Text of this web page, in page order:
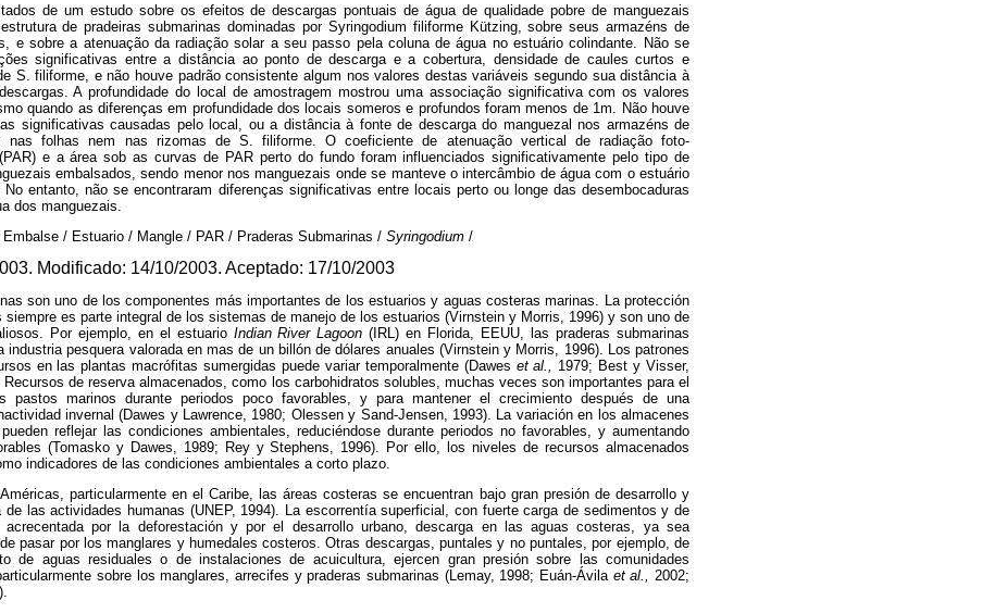
de um estudo sobre os efeitos de descargas pontuais de água de qualidade pobre de manguezais
de pradeiras submarinas dominadas por Syringodium filiforme Kützing, sobre seus armazéns de
e sobre a atenuação da radiação solar a seu passo pela coluna de água no estuário colindante. Não se
significativas entre a distância ao ponto de descarga e a cobertura, densidade de caules curtos e
S. filiforme, e não houve padrão consistente algum nos valores destas variáveis segundo sua distância à
A profundidade do local de amostragem mostrou uma associação significativa com os valores
quando as diferenças em profundidade dos locais someros e profundos foram menos de 1m. Não houve
significativas causadas pelo local, ou a distância à fonte de descarga do manguezal nos armazéns de
nas folhas nem nas rizomas de S. filiforme. O coeficiente de atenuação vertical de radiação foto-
e a área sob as curvas de PAR perto do fundo foram influenciados significativamente pelo tipo de
embalsados, sendo menor nos manguezais onde se manteve o intercâmbio de água com o estuário
entanto, não se encontraram diferenças significativas entre locais perto ou longe das desembocaduras
dos manguezais.
Embalse / Estuario / Mangle / PAR / Praderas Submarinas / Syringodium /
Modificado: 14/10/2003. Aceptado: 17/10/2003
son uno de los componentes más importantes de los estuarios y aguas costeras marinas. La protección
siempre es parte integral de los sistemas de manejo de los estuarios (Virnstein y Morris, 1996) y son uno de
Por ejemplo, en el estuario Indian River Lagoon (IRL) en Florida, EEUU, las praderas submarinas
industria pesquera valorada en mas de un billón de dólares anuales (Virnstein y Morris, 1996). Los patrones
en las plantas macrófitas sumergidas puede variar temporalmente (Dawes et al., 1979; Best y Visser,
Recursos de reserva almacenados, como los carbohidratos solubles, muchas veces son importantes para el
pastos marinos durante periodos poco favorables, y para mantener el crecimiento después de una
invernal (Dawes y Lawrence, 1980; Olessen y Sand-Jensen, 1993). La variación en los almacenes
reflejar las condiciones ambientales, reduciéndose durante periodos no favorables, y aumentando
(Tomasko y Dawes, 1989; Rey y Stephens, 1996). Por ello, los niveles de recursos almacenados
indicadores de las condiciones ambientales a corto plazo.
particularmente en el Caribe, las áreas costeras se encuentran bajo gran presión de desarrollo y
de las actividades humanas (UNEP, 1994). La escorrentía superficial, con fuerte carga de sedimentos y de
por la deforestación y por el desarrollo urbano, descarga en las aguas costeras, ya sea
pasar por los manglares y humedales costeros. Otras descargas, puntales y no puntales, por ejemplo, de
de aguas residuales o de instalaciones de acuicultura, ejercen gran presión sobre las comunidades
sobre los manglares, arrecifes y praderas submarinas (Lemay, 1998; Euán-Ávila et al., 2002;